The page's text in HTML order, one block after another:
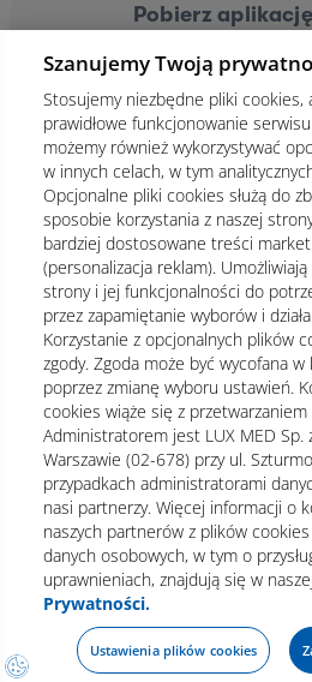
Pobierz
Polityka prywatności
Dane osobowe Mapa strony
Oświadczenie o dostępności
Szanujemy Twoją
Stosujemy niezbędne pliki cookies,
prawidłowe funkcjonowanie
możemy również wykorzystywać
w innych celach, w tym
Opcjonalne pliki cookies służą do
sposobie korzystania z naszej
bardziej dostosowane treści
(personalizacja reklam).
strony i jej funkcjonalności do
przez zapamiętanie wyborów i
Korzystanie z opcjonalnych plików
zgody. Zgoda może być wycofana
poprzez zmianę wyboru ustawień.
cookies wiąże się z
Administratorem jest LUX MED Sp.
Warszawie (02-678) przy ul.
przypadkach administratorami
nasi partnerzy. Więcej informacji o
naszych partnerów z plików
danych osobowych, w tym o
uprawnieniach, znajdują się w naszej
Prywatności.
Ustawienia plików cookies